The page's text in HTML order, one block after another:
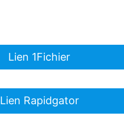
Lien 1Fichier
Lien Rapidgator